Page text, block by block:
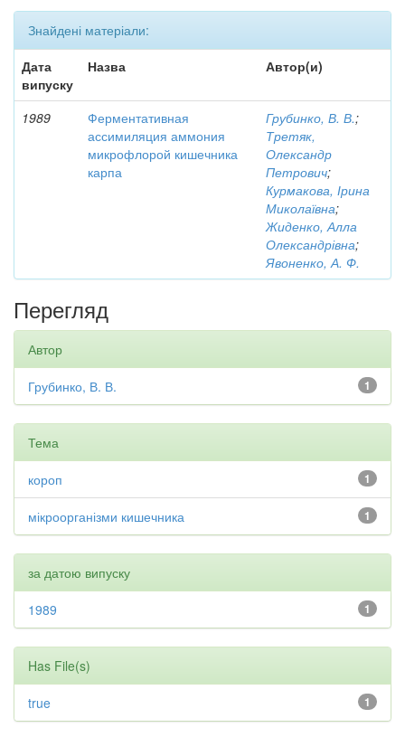
Знайдені матеріали:
Дата
випуску
Назва Автор(и)
1989
Ферментативная
ассимиляция аммония
микрофлорой кишечника
карпа
Грубинко, В. В.;
Третяк,
Олександр
Петрович;
Курмакова, Ірина
Миколаївна;
Жиденко, Алла
Олександрівна;
Явоненко, А. Ф.
Перегляд
Автор
1
Грубинко, В. В.
Тема
1
короп
1
мікроорганізми кишечника
за датою випуску
1
1989
Has File(s)
1
true